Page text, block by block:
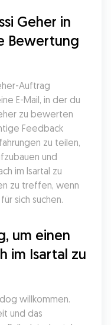
Geher in
Bewertung
Auftrag
E-Mail, in der du
zu bewerten
Feedback
zu teilen,
und
im Isartal zu
zu treffen, wenn
sich suchen.
um einen
im Isartal zu
willkommen.
und das